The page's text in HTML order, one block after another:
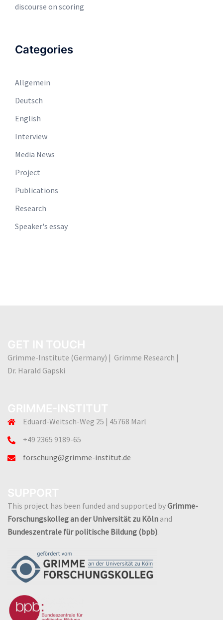
discourse on scoring
Categories
Allgemein
Deutsch
English
Interview
Media News
Project
Publications
Research
Speaker's essay
Grimme-Institute (Germany) | Grimme Research |
Dr. Harald Gapski
Eduard-Weitsch-Weg 25 | 45768 Marl
+49 2365 9189-65
forschung@grimme-institut.de
This project has been funded and supported byGrimme-
Forschungskolleg an der Universität zu Köln and
Bundeszentrale für politische Bildung (bpb).